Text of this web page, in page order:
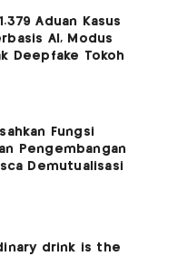
Aduan Kasus
AI, Modus
Deepfake Tokoh
Fungsi
Pengembangan
Demutualisasi